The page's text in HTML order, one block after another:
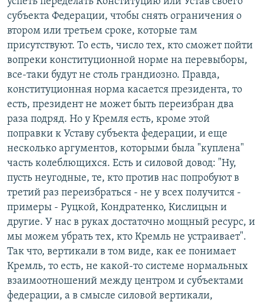
субъекта Федерации, чтобы снять ограничения о
втором или третьем сроке, которые там
присутствуют. То есть, число тех, кто сможет пойти
вопреки конституционной норме на перевыборы,
все-таки будут не столь грандиозно. Правда,
конституционная норма касается президента, то
есть, президент не может быть переизбран два
раза подряд. Но у Кремля есть, кроме этой
поправки к Уставу субъекта федерации, и еще
несколько аргументов, которыми была "куплена"
часть колеблющихся. Есть и силовой довод: "Ну,
пусть неугодные, те, кто против нас попробуют в
третий раз переизбраться - не у всех получится -
примеры - Руцкой, Кондратенко, Кислицын и
другие. У нас в руках достаточно мощный ресурс, и
мы можем убрать тех, кто Кремль не устраивает".
Так что, вертикали в том виде, как ее понимает
Кремль, то есть, не какой-то системе нормальных
взаимоотношений между центром и субъектами
федерации, а в смысле силовой вертикали,